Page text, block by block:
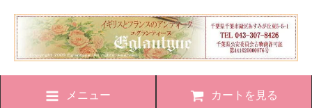
メニュー カートを見る